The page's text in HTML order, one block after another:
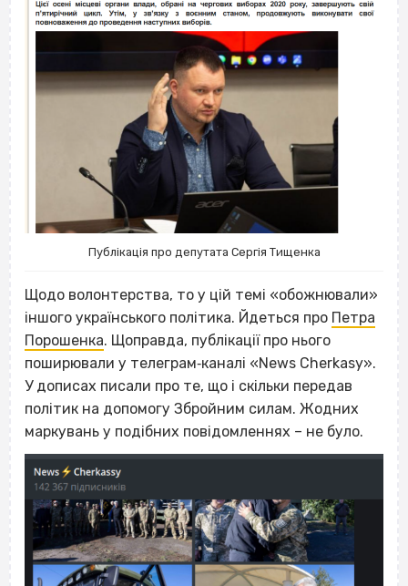
Публікація про депутата Сергія Тищенка
Щодо волонтерства, то у цій темі «обожнювали»
іншого українського політика. Йдеться про Петра
Порошенка. Щоправда, публікації про нього
поширювали у телеграм‐каналі «News Cherkasy».
У дописах писали про те, що і скільки передав
політик на допомогу Збройним силам. Жодних
маркувань у подібних повідомленнях – не було.